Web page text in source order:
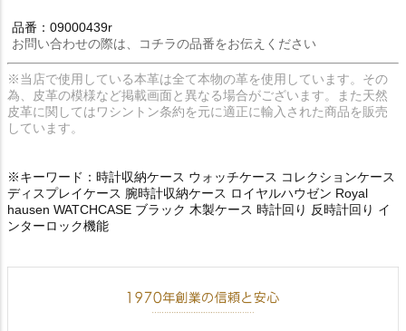
品番：09000439r
お問い合わせの際は、コチラの品番をお伝えください
※当店で使用している本革は全て本物の革を使用しています。その
為、皮革の模様など掲載画面と異なる場合がございます。また天然
皮革に関してはワシントン条約を元に適正に輸入された商品を販売
しています。
※キーワード：時計収納ケース ウォッチケース コレクションケース
ディスプレイケース 腕時計収納ケース ロイヤルハウゼン Royal
hausen WATCHCASE ブラック 木製ケース 時計回り 反時計回り イ
ンターロック機能